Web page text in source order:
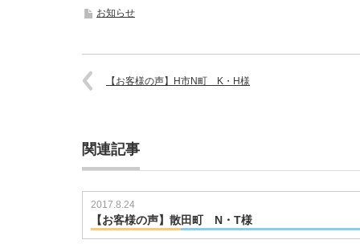
お知らせ
【お客様の声】H市N町 K・H様
関連記事
2017.8.24
【お客様の声】散田町 N・T様